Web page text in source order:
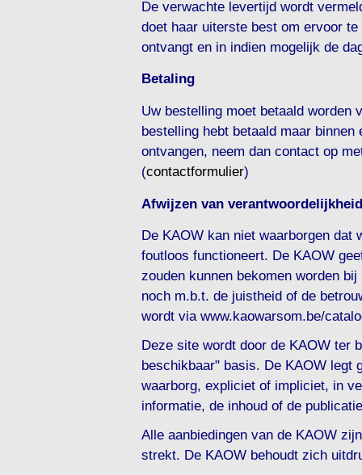
De verwachte levertijd wordt
doet haar uiterste best om ervoor
ontvangt en in indien mogelijk de
Betaling
Uw bestelling moet betaald worden
bestelling hebt betaald maar
ontvangen, neem dan contact op
(contactformulier)
Afwijzen van
De KAOW kan niet waarborgen dat
foutloos functioneert. De KAOW
zouden kunnen bekomen worden
noch m.b.t. de juistheid of de
wordt via www.kaowarsom.be/
Deze site wordt door de KAOW ter
beschikbaar" basis. De KAOW legt
waarborg, expliciet of impliciet, in
informatie, de inhoud of de
Alle aanbiedingen van de KAOW
strekt. De KAOW behoudt zich